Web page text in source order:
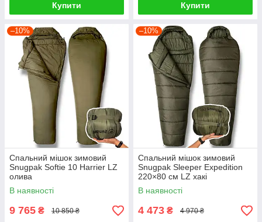
Купити Купити
–10%
Спальний мішок зимовий
Snugpak Softie 10 Harrier LZ
олива
В наявності
9 765 ₴ 10 850 ₴
–10%
Спальний мішок зимовий
Snugpak Sleeper Expedition
220×80 см LZ хакі
В наявності
4 473 ₴ 4 970 ₴